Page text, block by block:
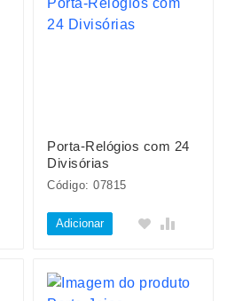
Porta-Relógios com 24
Divisórias
Código: 07815
Adicionar